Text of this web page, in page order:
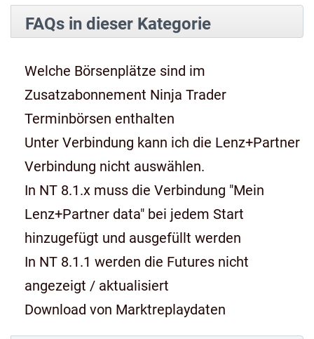
FAQs in dieser Kategorie
Welche Börsenplätze sind im
Zusatzabonnement Ninja Trader
Terminbörsen enthalten
Unter Verbindung kann ich die Lenz+Partner
Verbindung nicht auswählen.
In NT 8.1.x muss die Verbindung "Mein
Lenz+Partner data" bei jedem Start
hinzugefügt und ausgefüllt werden
In NT 8.1.1 werden die Futures nicht
angezeigt / aktualisiert
Download von Marktreplaydaten